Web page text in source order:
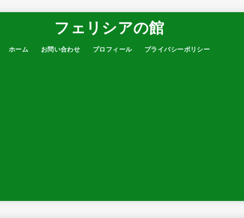
フェリシアの館
ホーム お問い合わせ プロフィール プライバシーポリシー